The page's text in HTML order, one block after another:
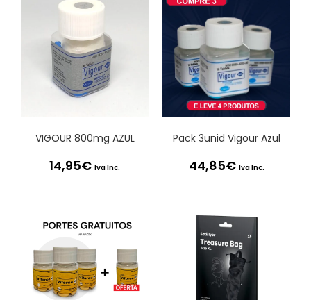
VIGOUR 800mg AZUL
14,95€ Iva Inc.
Pack 3unid Vigour Azul
44,85€ Iva Inc.